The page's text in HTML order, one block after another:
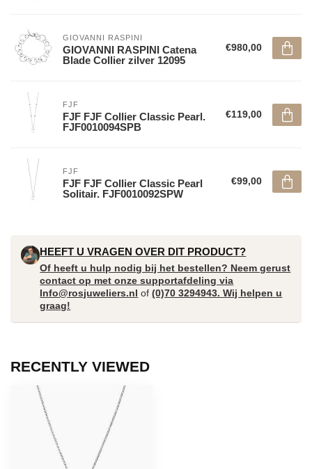
GIOVANNI RASPINI
GIOVANNI RASPINI Catena
Blade Collier zilver 12095
€980,00
FJF
FJF FJF Collier Classic Pearl.
FJF0010094SPB
€119,00
FJF
FJF FJF Collier Classic Pearl
Solitair. FJF0010092SPW
€99,00
HEEFT U VRAGEN OVER DIT PRODUCT?
Of heeft u hulp nodig bij het bestellen? Neem gerust
contact op met onze supportafdeling via
Info@rosjuweliers.nl of(0)70 3294943. Wij helpen u
graag!
RECENTLY VIEWED